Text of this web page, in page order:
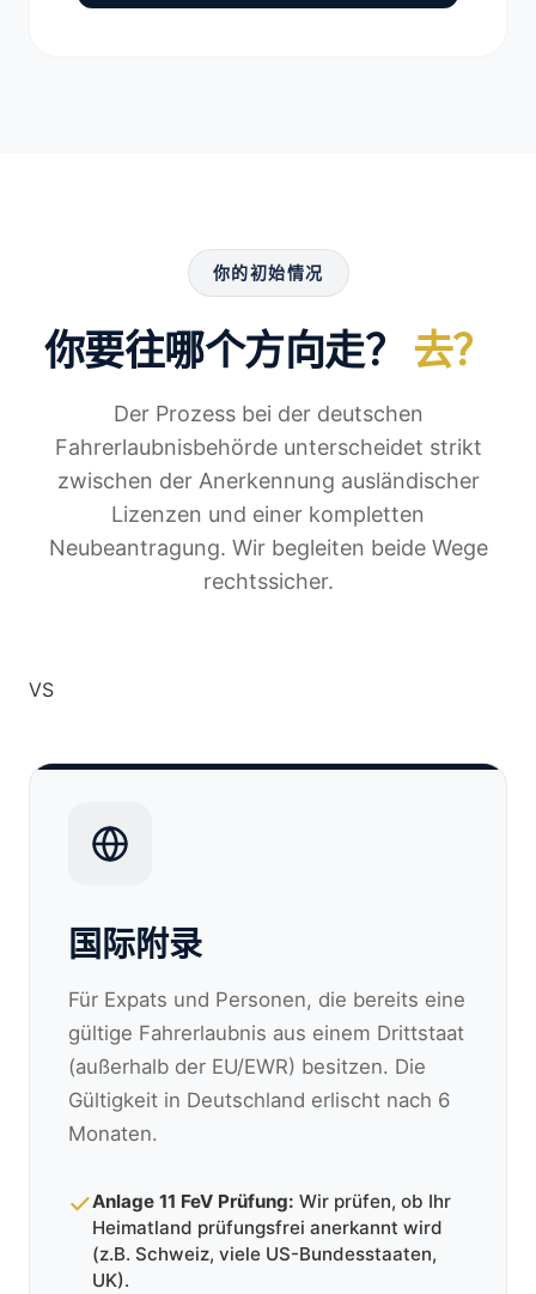
你的初始情况
你要往哪个方向走？ 去？
Der Prozess bei der deutschen
Fahrerlaubnisbehörde unterscheidet strikt
zwischen der Anerkennung ausländischer
Lizenzen und einer kompletten
Neubeantragung. Wir begleiten beide Wege
rechtssicher.
VS
国际附录
Für Expats und Personen, die bereits eine
gültige Fahrerlaubnis aus einem Drittstaat
(außerhalb der EU/EWR) besitzen. Die
Gültigkeit in Deutschland erlischt nach 6
Monaten.
Anlage 11 FeV Prüfung: Wir prüfen, ob Ihr
Heimatland prüfungsfrei anerkannt wird
(z.B. Schweiz, viele US-Bundesstaaten,
UK).